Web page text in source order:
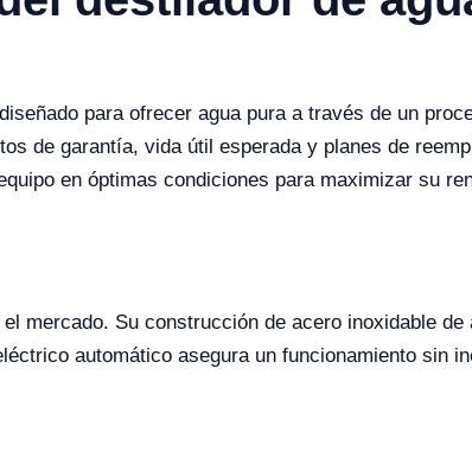
para ofrecer agua pura a través de un
de garantía, vida útil esperada y planes de
en óptimas condiciones para maximizar su
mercado. Su construcción de acero inoxidable de
automático asegura un funcionamiento sin